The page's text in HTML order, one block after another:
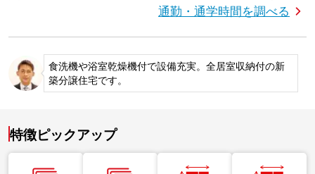
通勤・通学時間を調べる
食洗機や浴室乾燥機付で設備充実。全居室収納付の新
築分譲住宅です。
特徴ピックアップ